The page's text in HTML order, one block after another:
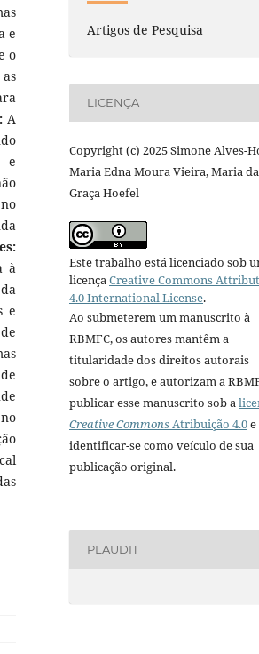
e
o
A
e
à
e
Artigos de Pesquisa
LICENÇA
Copyright (c) 2025 Simone Alves-
Maria Edna Moura Vieira, Maria da
Graça Hoefel
Este trabalho está licenciado sob
licença Creative Commons
4.0 International License.
Ao submeterem um manuscrito à
RBMFC, os autores mantêm a
titularidade dos direitos autorais
sobre o artigo, e autorizam a
publicar esse manuscrito sob a
Creative Commons Atribuição 4.0e
identificar-se como veículo de sua
publicação original.
PLAUDIT